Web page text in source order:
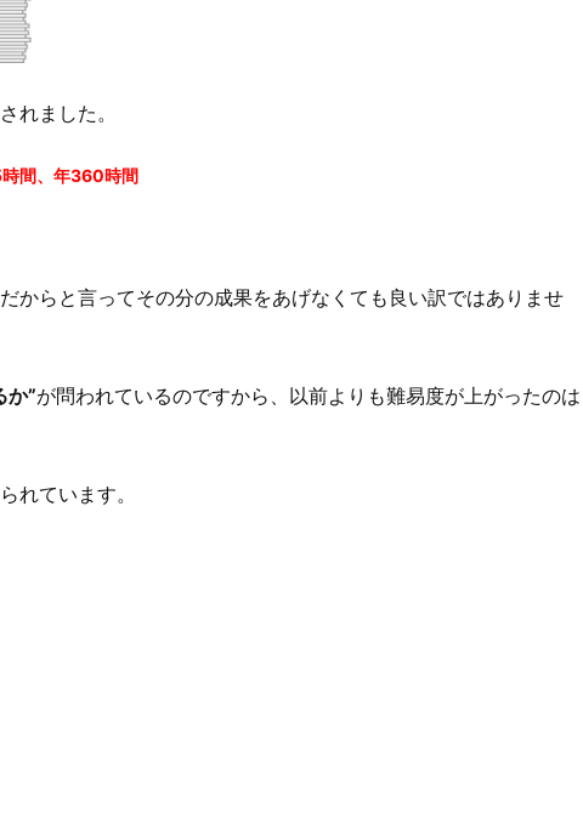
れました。
時間、年360時間
だからと言ってその分の成果をあげなくても良い訳ではありませ
か”が問われているのですから、以前よりも難易度が上がったのは
れています。